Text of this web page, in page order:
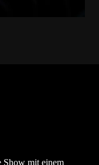
Show mit einem